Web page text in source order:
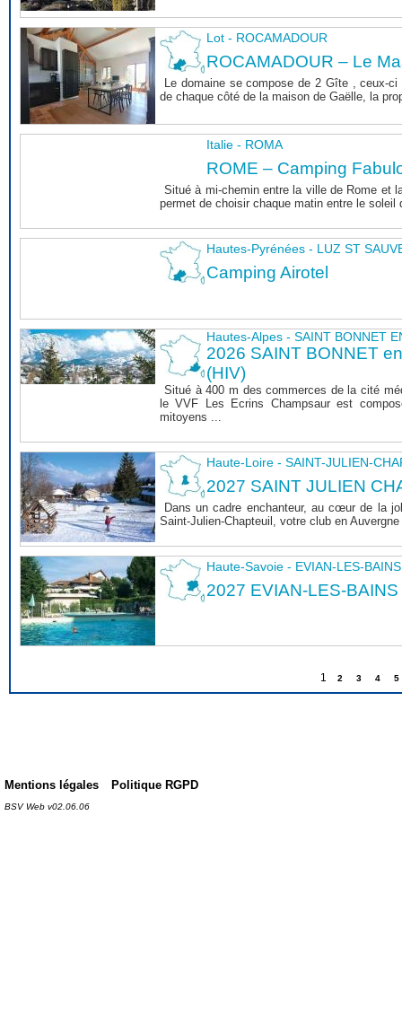
Lot - ROCAMADOUR
ROCAMADOUR – Le
Le domaine se compose de 2 Gîte , ceux-
de chaque côté de la maison de Gaëlle, la
Italie - ROMA
ROME – Camping
Situé à mi-chemin entre la ville de Rome et
permet de choisir chaque matin entre le soleil
Hautes-Pyrénées - LUZ ST
Camping Airotel
Hautes-Alpes - SAINT BONNET
2026 SAINT BONNET
(HIV)
Situé à 400 m des commerces de la cité
le VVF Les Ecrins Champsaur est
mitoyens ...
Haute-Loire - SAINT-JULIEN-
2027 SAINT JULIEN
Dans un cadre enchanteur, au cœur de la
Saint-Julien-Chapteuil, votre club en
Haute-Savoie - EVIAN-LES-BAINS
2027 EVIAN-LES-BAINS
1 2 3 4 5
Mentions légales Politique RGPD
BSV Web v02.06.06